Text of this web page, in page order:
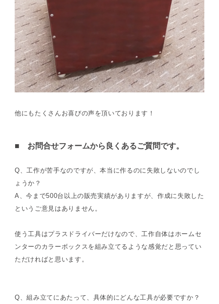
他にもたくさんお喜びの声を頂いております！
■ お問合せフォームから良くあるご質問です。
Q、工作が苦手なのですが、本当に作るのに失敗しないのでし
ょうか？
A、今まで500台以上の販売実績がありますが、作成に失敗した
というご意見はありません。
使う工具はプラスドライバーだけなので、工作自体はホームセ
ンターのカラーボックスを組み立てるような感覚だと思ってい
ただければと思います。
Q、組み立てにあたって、具体的にどんな工具が必要ですか？